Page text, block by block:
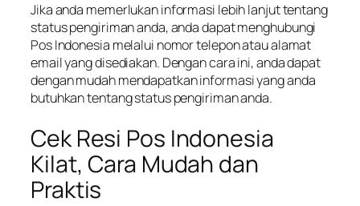
Jika anda memerlukan informasi lebih lanjut tentang
status pengiriman anda, anda dapat menghubungi
Pos Indonesia melalui nomor telepon atau alamat
email yang disediakan. Dengan cara ini, anda dapat
dengan mudah mendapatkan informasi yang anda
butuhkan tentang status pengiriman anda.
Cek Resi Pos Indonesia
Kilat, Cara Mudah dan
Praktis